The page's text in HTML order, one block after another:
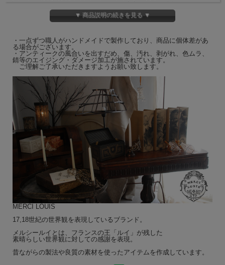
柄が長く凝ったデザイン。
すこし高い場所に灯したキャンドルも消しやすく、キャンドルのそばに置いておき
・素材の性質上、写真と色目が異なる場合がございます。
・撮影時の光加減により、画像と実物の色等異なる場合がございます。
上記の点、予めご了承下さい。
▼ 商品説明の続きを見る ▼
・一点ずつ職人がハンドメイドで製作しており、商品に個体差があ
る場合がございます。
・アンティークの風合いを出すだめ、傷、汚れ、剥がれ、色ムラ、
錆等のエイジング・ダメージ加工が施されています。
ご理解ご了承いただきますようお願い致します。
MERCI LOUIS
17,18世紀の世界観を表現しているブランド。
メルシールイとは、フランスの王「ルイ」が残した
素晴らしい世界観に対しての感謝を表現。
昔ながらの製法や良質の素材を使ったアイテムを作成しています。